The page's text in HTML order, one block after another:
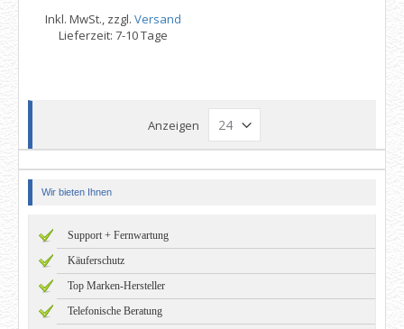
Inkl. MwSt., zzgl. Versand
Lieferzeit: 7-10 Tage
Anzeigen
Wir bieten Ihnen
Support + Fernwartung
Käuferschutz
Top Marken-Hersteller
Telefonische Beratung